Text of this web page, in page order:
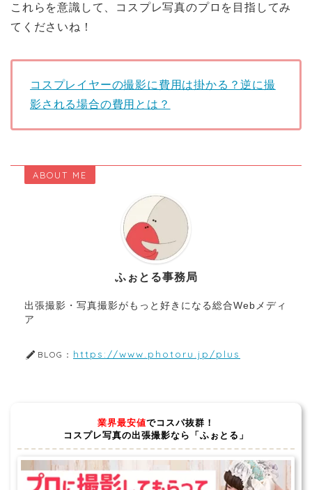
これらを意識して、コスプレ写真のプロを目指してみ
てくださいね！
コスプレイヤーの撮影に費用は掛かる？逆に撮
影される場合の費用とは？
ABOUT ME
ふぉとる事務局
出張撮影・写真撮影がもっと好きになる総合Webメディ
ア
BLOG： https://www.photoru.jp/plus
業界最安値でコスパ抜群！
コスプレ写真の出張撮影なら「ふぉとる」